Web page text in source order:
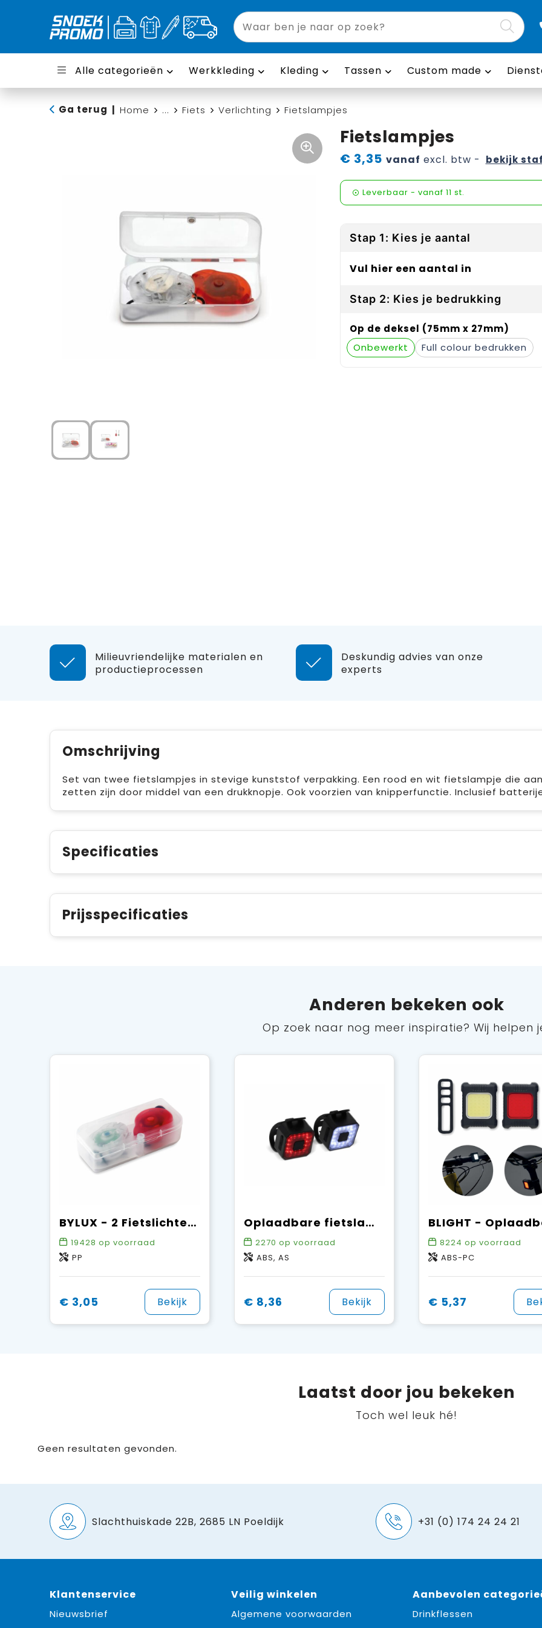
Alle categorieën Werkkleding Kleding Tassen Custom made
Ga terug Home ... Fiets Verlichting Fietslampjes
Fietslampjes
€ 3,35 vanaf excl. btw - bekijk
Leverbaar - vanaf 11 st.
Stap 1: Kies je aantal
Vul hier een aantal in
Stap 2: Kies je bedrukking
Op de deksel (75mm x 27mm)
Onbewerkt
Full colour
Milieuvriendelijke materialen en
productieprocessen
Deskundig advies van onze
experts
Omschrijving
Set van twee fietslampjes in stevige kunststof verpakking. Een rood en wit fietslampje die
zetten zijn door middel van een drukknopje. Ook voorzien van knipperfunctie. Inclusief
Specificaties
Prijsspecificaties
Anderen bekeken ook
Op zoek naar nog meer inspiratie? Wij helpen
BYLUX - 2 Fietslichten in PP doos
19428 op voorraad
PP
€ 3,05 Bekijk
Oplaadbare fietslampjes set
2270 op voorraad
ABS, AS
€ 8,36 Bekijk
8224 op voorraad
ABS-PC
€ 5,37
Laatst door jou bekeken
Toch wel leuk hé!
Geen resultaten gevonden.
Slachthuiskade 22B, 2685 LN Poeldijk +31 (0) 174 24 24 21
Klantenservice
Nieuwsbrief
Veilig winkelen
Algemene voorwaarden
Aanbevolen
Drinkflessen